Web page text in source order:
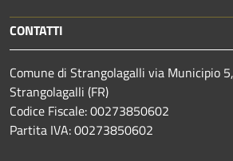
CONTATTI
Comune di Strangolagalli via Municipio
Strangolagalli (FR)
Codice Fiscale: 00273850602
Partita IVA: 00273850602